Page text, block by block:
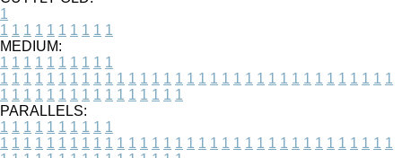
1
1 1 1 1 1 1 1 1 1 1
MEDIUM:
1 1 1 1 1 1 1 1 1 1
1 1 1 1 1 1 1 1 1 1 1 1 1 1 1 1 1 1 1 1 1 1 1 1 1 1 1 1 1 1 1 1 1 1
1 1 1 1 1 1 1 1 1 1 1 1 1 1 1 1
PARALLELS:
1 1 1 1 1 1 1 1 1 1
1 1 1 1 1 1 1 1 1 1 1 1 1 1 1 1 1 1 1 1 1 1 1 1 1 1 1 1 1 1 1 1 1 1